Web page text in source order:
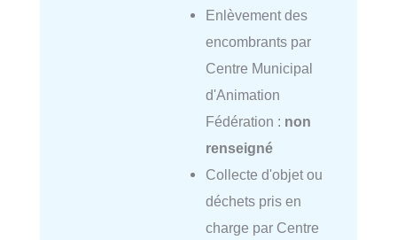
Enlèvement des
encombrants par
Centre Municipal
d'Animation
Fédération : non
renseigné
Collecte d'objet ou
déchets pris en
charge par Centre